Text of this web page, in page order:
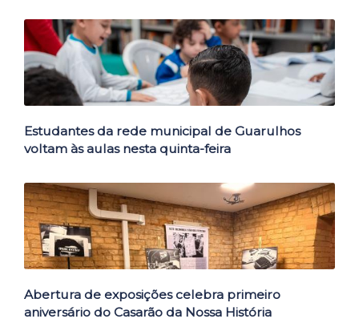
Outras Notícias
Estudantes da rede municipal de Guarulhos
voltam às aulas nesta quinta-feira
Abertura de exposições celebra primeiro
aniversário do Casarão da Nossa História